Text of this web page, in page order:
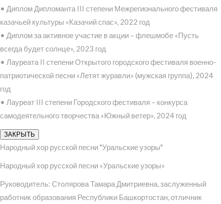
• Диплом Дипломанта III степени Межрегионального фестиваля
казачьей культуры «Казачий спас», 2022 год
• Диплом за активное участие в акции – флешмобе «Пусть
всегда будет солнце», 2023 год
• Лауреата II степени Открытого городского фестиваля военно-
патриотической песни «Летят журавли» (мужская группа), 2024
год
• Лауреат III степени Городского фестиваля – конкурса
самодеятельного творчества «Южный ветер», 2024 год
ЗАКРЫТЬ
Народный хор русской песни "Уральские узоры"
Народный хор русской песни «Уральские узоры»
Руководитель: Столярова Тамара Дмитриевна, заслуженный
работник образования Республики Башкортостан, отличник